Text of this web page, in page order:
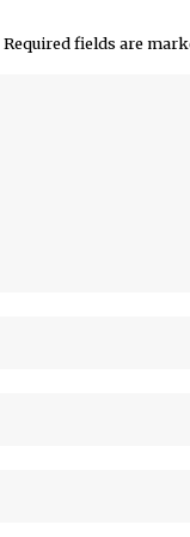
Required fields are